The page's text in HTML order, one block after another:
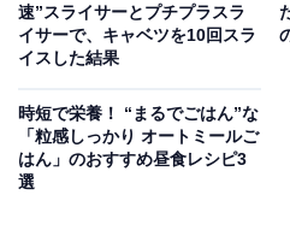
奥に長いタイプの卵ケースの
いる状態で卵を追加しようと
奥に新しいものを入れる必要
出さなければならないという
速”スライサーとプチプラスラ
イサーで、キャベツを10回スラ
イスした結果
時短で栄養！ “まるでごはん”な
「粒感しっかり オートミールご
はん」のおすすめ昼食レシピ3
選